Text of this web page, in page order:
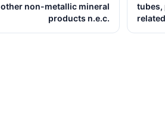
other non-metallic mineral
products n.e.c.
tubes,